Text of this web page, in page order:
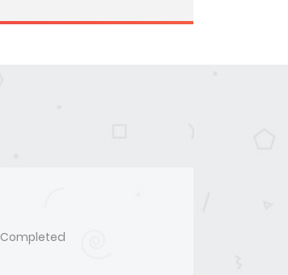
Completed